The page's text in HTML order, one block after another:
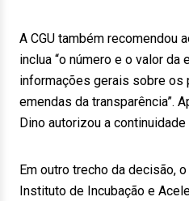
A CGU também recomendou
inclua “o número e o valor da
informações gerais sobre os
emendas da transparência”.
Dino autorizou a
Em outro trecho da decisão,
Instituto de Incubação e